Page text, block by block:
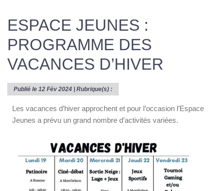
ESPACE JEUNES :
PROGRAMME DES
VACANCES D’HIVER
Publié le 12 Fév 2024 | Rubrique(s) :
Les vacances d’hiver approchent et pour l’occasion l’Espace
Jeunes a prévu un grand nombre d’activités variées.